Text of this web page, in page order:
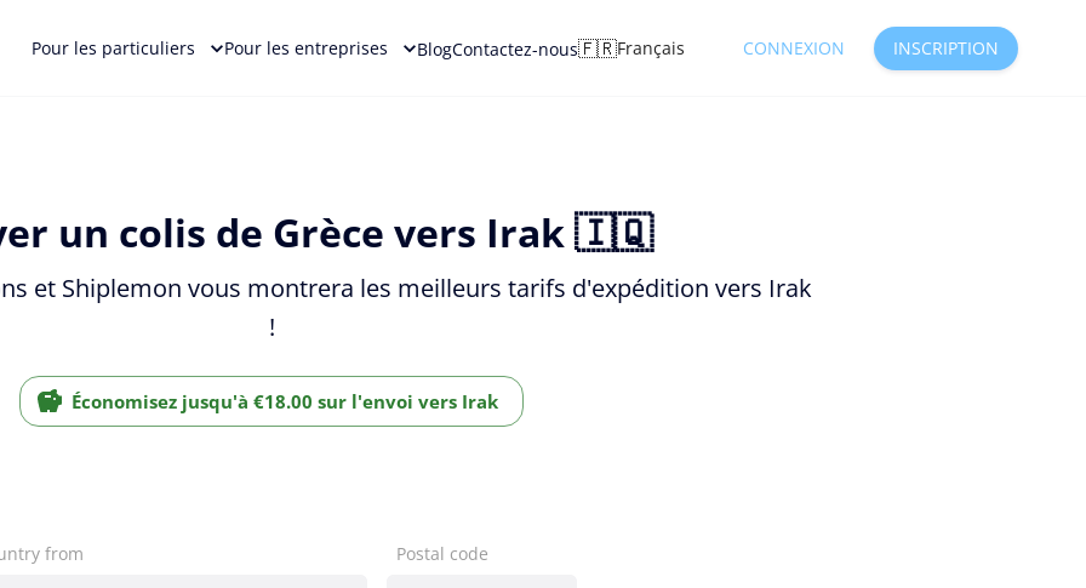
Pour les particuliers Pour les entreprises BlogContactez-nous🇫🇷Français CONNEXION INSCRIPTION
un colis de Grèce vers Irak 🇮🇶
et Shiplemon vous montrera les meilleurs tarifs d'expédition vers Irak
!
Économisez jusqu'à €18.00 sur l'envoi vers Irak
from Postal code